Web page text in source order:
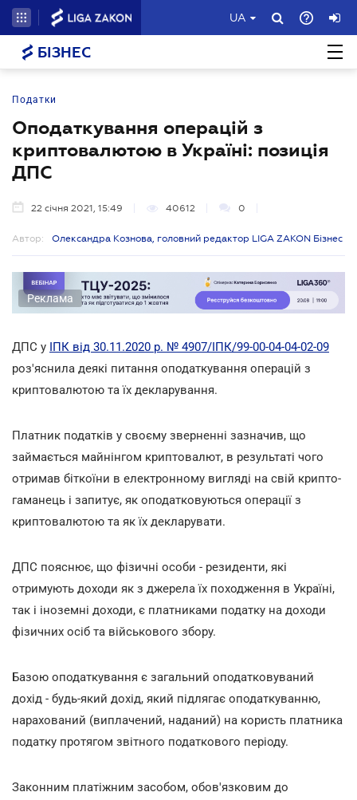
UA
БІЗНЕС
Податки
Оподаткування операцій з
криптовалютою в Україні: позиція
ДПС
22 січня 2021, 15:49 40612 0
Автор: Олександра Кознова, головний редактор LIGA ZAKON Бізнес
Реклама
ДПС у ІПК від 30.11.2020 р. № 4907/ІПК/99-00-04-04-02-09
роз'яснила деякі питання оподаткування операцій з
криптовалютою та їх декларування.
Платник податків у своєму зверненні зазначив, що
займається майнінгом криптовалют, в результаті чого
отримав біткоїни в електронному вигляді на свій крипто-
гаманець і запитує, як оподатковуються операції з
криптовалютою та як їх декларувати.
ДПС пояснює, що фізичні особи - резиденти, які
отримують доходи як з джерела їх походження в Україні,
так і іноземні доходи, є платниками податку на доходи
фізичних осіб та військового збору.
Базою оподаткування є загальний оподатковуваний
дохід - будь-який дохід, який підлягає оподаткуванню,
нарахований (виплачений, наданий) на користь платника
податку протягом звітного податкового періоду.
Законним платіжним засобом, обов'язковим до